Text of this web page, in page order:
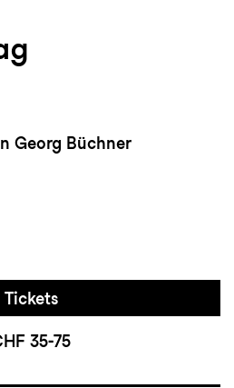
Georg Büchner
Tickets
35-75